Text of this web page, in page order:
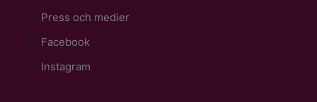
Press och medier
Facebook
Instagram